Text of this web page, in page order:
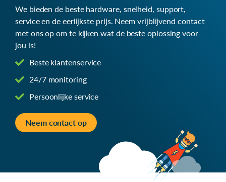
We bieden de beste hardware, snelheid, support,
service en de eerlijkste prijs. Neem vrijblijvend contact
met ons op om te kijken wat de beste oplossing voor
jou is!
Beste klantenservice
24/7 monitoring
Persoonlijke service
Neem contact op